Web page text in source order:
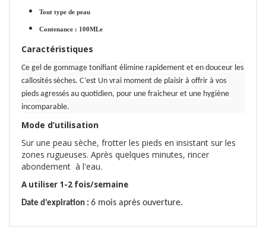
Tout type de peau
Contenance : 100MLe
Caractéristiques
Ce gel de gommage tonifiant élimine rapidement et en douceur les
callosités sèches. C’est Un vrai moment de plaisir à offrir à vos
pieds agressés au quotidien, pour une fraicheur et une hygiène
incomparable.
Mode d’utilisation
Sur une peau sèche, frotter les pieds en insistant sur les
zones rugueuses. Après quelques minutes, rincer
abondement à l'eau.
A utiliser 1-2 fois/semaine
Date d’expiration : 6 mois après ouverture.